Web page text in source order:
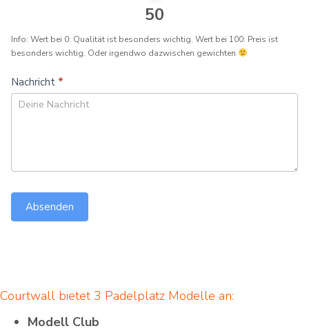
50
Info: Wert bei 0: Qualität ist besonders wichtig. Wert bei 100: Preis ist
besonders wichtig. Oder irgendwo dazwischen gewichten
Nachricht *
Absenden
Courtwall bietet 3 Padelplatz Modelle an:
Modell Club